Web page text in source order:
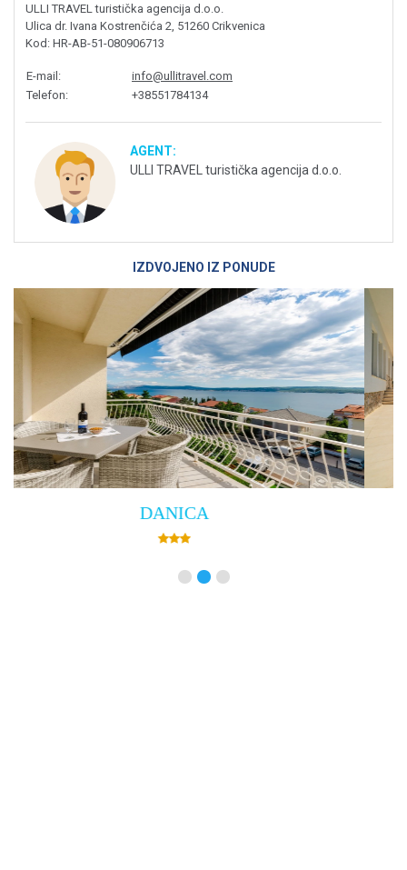
ULLI TRAVEL turistička agencija d.o.o.
Ulica dr. Ivana Kostrenčića 2, 51260 Crikvenica
Kod: HR-AB-51-080906713
E-mail:
info@ullitravel.com
Telefon: +38551784134
AGENT:
ULLI TRAVEL turistička agencija d.o.o.
IZDVOJENO IZ PONUDE
Villa Empress